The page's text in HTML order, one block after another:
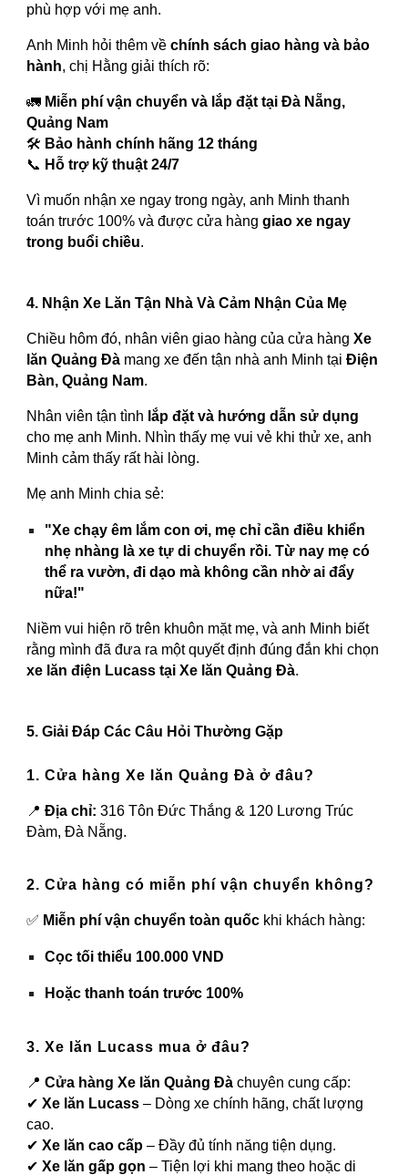
phù hợp với mẹ anh.
Anh Minh hỏi thêm vềchính sách giao hàng và bảo
hành, chị Hằng giải thích rõ:
🚛 Miễn phí vận chuyển và lắp đặt tại Đà Nẵng,
Quảng Nam
🛠 Bảo hành chính hãng 12 tháng
📞 Hỗ trợ kỹ thuật 24/7
Vì muốn nhận xe ngay trong ngày, anh Minh thanh
toán trước 100% và được cửa hànggiao xe ngay
trong buổi chiều.
4. Nhận Xe Lăn Tận Nhà Và Cảm Nhận Của Mẹ
Chiều hôm đó, nhân viên giao hàng của cửa hàngXe
lăn Quảng Đà mang xe đến tận nhà anh Minh tạiĐiện
Bàn, Quảng Nam.
Nhân viên tận tình lắp đặt và hướng dẫn sử dụng
cho mẹ anh Minh. Nhìn thấy mẹ vui vẻ khi thử xe, anh
Minh cảm thấy rất hài lòng.
Mẹ anh Minh chia sẻ:
"Xe chạy êm lắm con ơi, mẹ chỉ cần điều khiển
nhẹ nhàng là xe tự di chuyển rồi. Từ nay mẹ có
thể ra vườn, đi dạo mà không cần nhờ ai đẩy
nữa!"
Niềm vui hiện rõ trên khuôn mặt mẹ, và anh Minh biết
rằng mình đã đưa ra một quyết định đúng đắn khi chọn
xe lăn điện Lucass tại Xe lăn Quảng Đà.
5. Giải Đáp Các Câu Hỏi Thường Gặp
1. Cửa hàng Xe lăn Quảng Đà ở đâu?
📍Địa chỉ: 316 Tôn Đức Thắng & 120 Lương Trúc
Đàm, Đà Nẵng.
2. Cửa hàng có miễn phí vận chuyển không?
✅ Miễn phí vận chuyển toàn quốc khi khách hàng:
Cọc tối thiểu 100.000 VND
Hoặc thanh toán trước 100%
3. Xe lăn Lucass mua ở đâu?
📍Cửa hàng Xe lăn Quảng Đà chuyên cung cấp:
✔Xe lăn Lucass – Dòng xe chính hãng, chất lượng
cao.
✔Xe lăn cao cấp – Đầy đủ tính năng tiện dụng.
✔Xe lăn gấp gọn – Tiện lợi khi mang theo hoặc di